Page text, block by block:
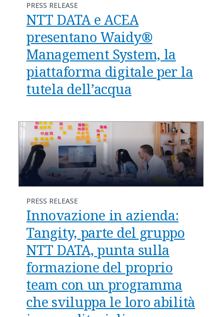
PRESS RELEASE
NTT DATA e ACEA
presentano Waidy®
Management System, la
piattaforma digitale per la
tutela dell’acqua
PRESS RELEASE
Innovazione in azienda:
Tangity, parte del gruppo
NTT DATA, punta sulla
formazione del proprio
team con un programma
che sviluppa le loro abilità